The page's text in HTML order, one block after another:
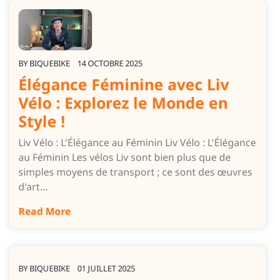
BY BIQUEBIKE 14 OCTOBRE 2025
Élégance Féminine avec Liv
Vélo : Explorez le Monde en
Style !
Liv Vélo : L'Élégance au Féminin Liv Vélo : L'Élégance
au Féminin Les vélos Liv sont bien plus que de
simples moyens de transport ; ce sont des œuvres
d'art…
Read More
BY BIQUEBIKE 01 JUILLET 2025